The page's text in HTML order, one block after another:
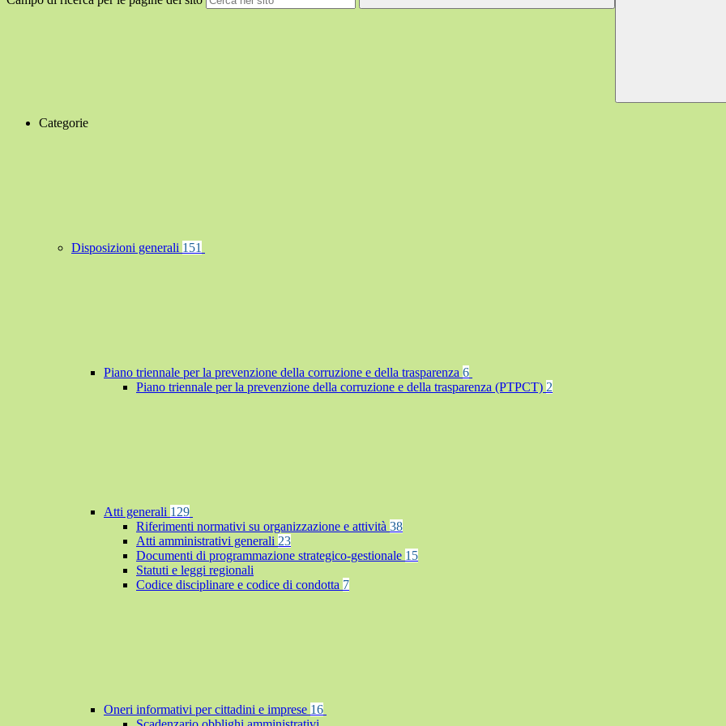
Categorie
Disposizioni generali 151
Piano triennale per la prevenzione della corruzione e della trasparenza 6
Piano triennale per la prevenzione della corruzione e della trasparenza (PTPCT) 2
Atti generali 129
Riferimenti normativi su organizzazione e attività 38
Atti amministrativi generali 23
Documenti di programmazione strategico-gestionale 15
Statuti e leggi regionali
Codice disciplinare e codice di condotta 7
Oneri informativi per cittadini e imprese 16